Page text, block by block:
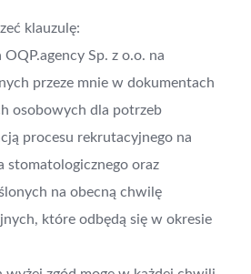
klauzulę:
OQP.agency Sp. z o.o. na
przeze mnie w dokumentach
osobowych dla potrzeb
procesu rekrutacyjnego na
stomatologicznego oraz
na obecną chwilę
które odbędą się w okresie